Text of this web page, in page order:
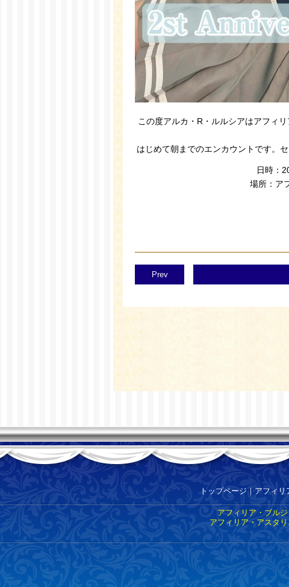
この度アルカ・R・ルルシアはアフィ
はじめて朝までのエンカウントです。
日時：
場所：ア
Prev
トップページ ｜ アフィリ
アフィリア・ブル
アフィリア・アスタ